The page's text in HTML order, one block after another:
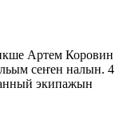
Артем Коровин
сеҥен налын. 4
экипажын